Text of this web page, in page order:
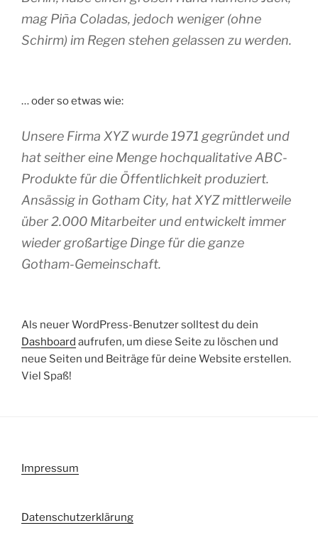
mag Piña Coladas, jedoch weniger (ohne
Schirm) im Regen stehen gelassen zu werden.
… oder so etwas wie:
Unsere Firma XYZ wurde 1971 gegründet und
hat seither eine Menge hochqualitative ABC-
Produkte für die Öffentlichkeit produziert.
Ansässig in Gotham City, hat XYZ mittlerweile
über 2.000 Mitarbeiter und entwickelt immer
wieder großartige Dinge für die ganze
Gotham-Gemeinschaft.
Als neuer WordPress-Benutzer solltest du dein
Dashboard aufrufen, um diese Seite zu löschen und
neue Seiten und Beiträge für deine Website erstellen.
Viel Spaß!
Impressum
Datenschutzerklärung